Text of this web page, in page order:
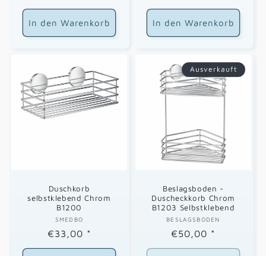
In den Warenkorb
Preis
In den Warenkorb
Duschkorb
selbstklebend Chrom
B1200
Anbieter:
SMEDBO
Normaler
Preis
€33,00 *
Ausverkauft
Beslagsboden -
Duscheckkorb Chrom
B1203 Selbstklebend
Anbieter:
BESLAGSBODEN
Normaler
Preis
€50,00 *